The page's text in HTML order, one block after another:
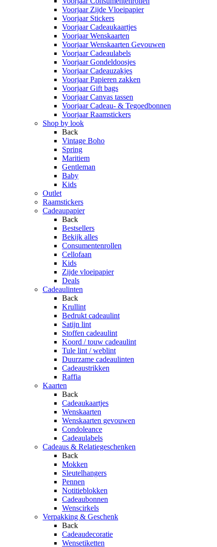
Voorjaar Zijde Vloeipapier
Voorjaar Stickers
Voorjaar Cadeaukaartjes
Voorjaar Wenskaarten
Voorjaar Wenskaarten Gevouwen
Voorjaar Cadeaulabels
Voorjaar Gondeldoosjes
Voorjaar Cadeauzakjes
Voorjaar Papieren zakken
Voorjaar Gift bags
Voorjaar Canvas tassen
Voorjaar Cadeau- & Tegoedbonnen
Voorjaar Raamstickers
Shop by look
Back
Vintage Boho
Spring
Maritiem
Gentleman
Baby
Kids
Outlet
Raamstickers
Cadeaupapier
Back
Bestsellers
Bekijk alles
Consumentenrollen
Cellofaan
Kids
Zijde vloeipapier
Deals
Cadeaulinten
Back
Krullint
Bedrukt cadeaulint
Satijn lint
Stoffen cadeaulint
Koord / touw cadeaulint
Tule lint / weblint
Duurzame cadeaulinten
Cadeaustrikken
Raffia
Kaarten
Back
Cadeaukaartjes
Wenskaarten
Wenskaarten gevouwen
Condoleance
Cadeaulabels
Cadeaus & Relatiegeschenken
Back
Mokken
Sleutelhangers
Pennen
Notitieblokken
Cadeaubonnen
Wenscirkels
Verpakking & Geschenk
Back
Cadeaudecoratie
Wensetiketten